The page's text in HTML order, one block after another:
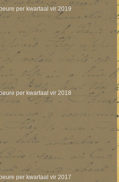
per kwartaal vir 2019
per kwartaal vir 2018
per kwartaal vir 2017